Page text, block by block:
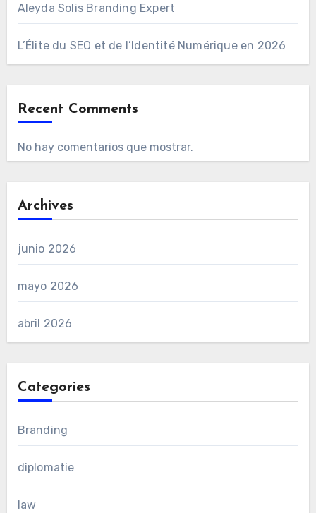
Aleyda Solis Branding Expert
L’Élite du SEO et de l’Identité Numérique en 2026
Recent Comments
No hay comentarios que mostrar.
Archives
junio 2026
mayo 2026
abril 2026
Categories
Branding
diplomatie
law